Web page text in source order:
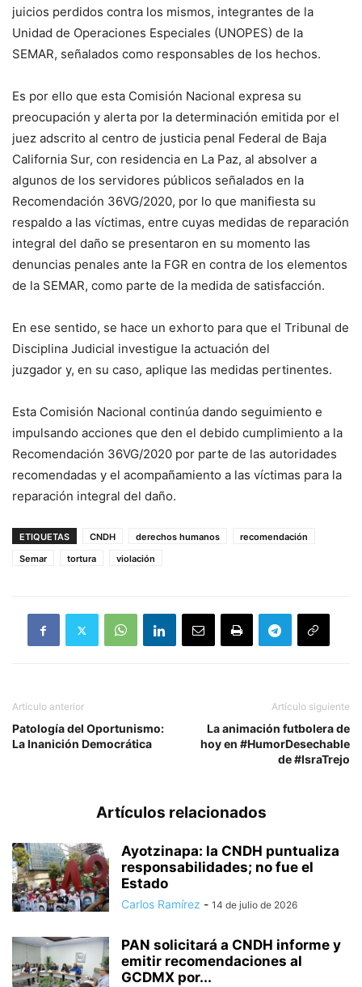
juicios perdidos contra los mismos, integrantes de la
Unidad de Operaciones Especiales (UNOPES) de la
SEMAR, señalados como responsables de los hechos.
Es por ello que esta Comisión Nacional expresa su
preocupación y alerta por la determinación emitida por el
juez adscrito al centro de justicia penal Federal de Baja
California Sur, con residencia en La Paz, al absolver a
algunos de los servidores públicos señalados en la
Recomendación 36VG/2020, por lo que manifiesta su
respaldo a las víctimas, entre cuyas medidas de reparación
integral del daño se presentaron en su momento las
denuncias penales ante la FGR en contra de los elementos
de la SEMAR, como parte de la medida de satisfacción.
En ese sentido, se hace un exhorto para que el Tribunal de
Disciplina Judicial investigue la actuación del
juzgador y, en su caso, aplique las medidas pertinentes.
Esta Comisión Nacional continúa dando seguimiento e
impulsando acciones que den el debido cumplimiento a la
Recomendación 36VG/2020 por parte de las autoridades
recomendadas y el acompañamiento a las víctimas para la
reparación integral del daño.
ETIQUETAS CNDH derechos humanos
recomendación
Semar
tortura violación
Artículo anterior
Patología del Oportunismo:
La Inanición Democrática
Artículo siguiente
La animación futbolera de
hoy en #HumorDesechable
de #IsraTrejo
Artículos relacionados
Ayotzinapa: la CNDH puntualiza
responsabilidades; no fue el
Estado
Carlos Ramírez - 14 de julio de 2026
PAN solicitará a CNDH informe y
emitir recomendaciones al
GCDMX por...